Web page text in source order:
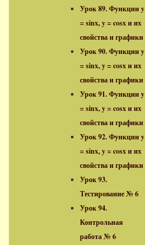
Урок 89. Функции y
= sinx, y = cosx и их
свойства и графики
Урок 90. Функции y
= sinx, y = cosx и их
свойства и графики
Урок 91. Функции y
= sinx, y = cosx и их
свойства и графики
Урок 92. Функции y
= sinx, y = cosx и их
свойства и графики
Урок 93.
Тестирование № 6
Урок 94.
Контрольная
работа № 6